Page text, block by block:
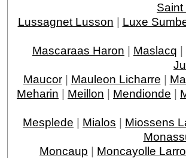
Saint
Lussagnet Lusson | Luxe
Mascaraas Haron | Maslacq |
Maucor| Mauleon Licharre |
Meharin | Meillon | Mendionde |
Mesplede | Mialos | Miossens
Moncaup | Moncayolle